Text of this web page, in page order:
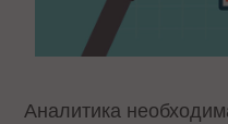
Аналитика